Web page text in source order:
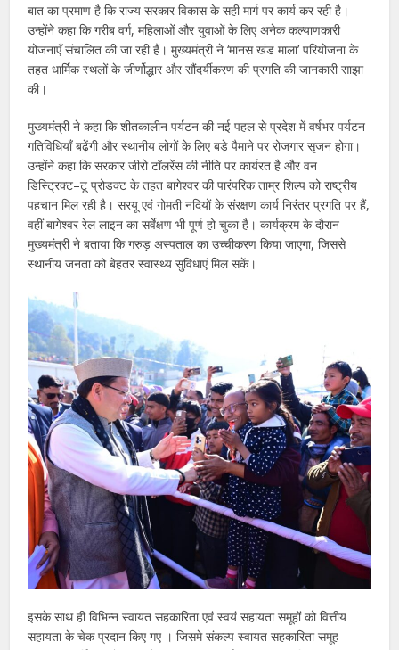
बात का प्रमाण है कि राज्य सरकार विकास के सही मार्ग पर कार्य कर रही है।
उन्होंने कहा कि गरीब वर्ग, महिलाओं और युवाओं के लिए अनेक कल्याणकारी
योजनाएँ संचालित की जा रही हैं। मुख्यमंत्री ने ‘मानस खंड माला’ परियोजना के
तहत धार्मिक स्थलों के जीर्णोद्धार और सौंदर्यीकरण की प्रगति की जानकारी साझा
की।
मुख्यमंत्री ने कहा कि शीतकालीन पर्यटन की नई पहल से प्रदेश में वर्षभर पर्यटन
गतिविधियाँ बढ़ेंगी और स्थानीय लोगों के लिए बड़े पैमाने पर रोजगार सृजन होगा।
उन्होंने कहा कि सरकार जीरो टॉलरेंस की नीति पर कार्यरत है और वन
डिस्ट्रिक्ट–टू प्रोडक्ट के तहत बागेश्वर की पारंपरिक ताम्र शिल्प को राष्ट्रीय
पहचान मिल रही है। सरयू एवं गोमती नदियों के संरक्षण कार्य निरंतर प्रगति पर हैं,
वहीं बागेश्वर रेल लाइन का सर्वेक्षण भी पूर्ण हो चुका है। कार्यक्रम के दौरान
मुख्यमंत्री ने बताया कि गरुड़ अस्पताल का उच्चीकरण किया जाएगा, जिससे
स्थानीय जनता को बेहतर स्वास्थ्य सुविधाएं मिल सकें।
इसके साथ ही विभिन्न स्वायत सहकारिता एवं स्वयं सहायता समूहों को वित्तीय
सहायता के चेक प्रदान किए गए । जिसमे संकल्प स्वायत सहकारिता समूह